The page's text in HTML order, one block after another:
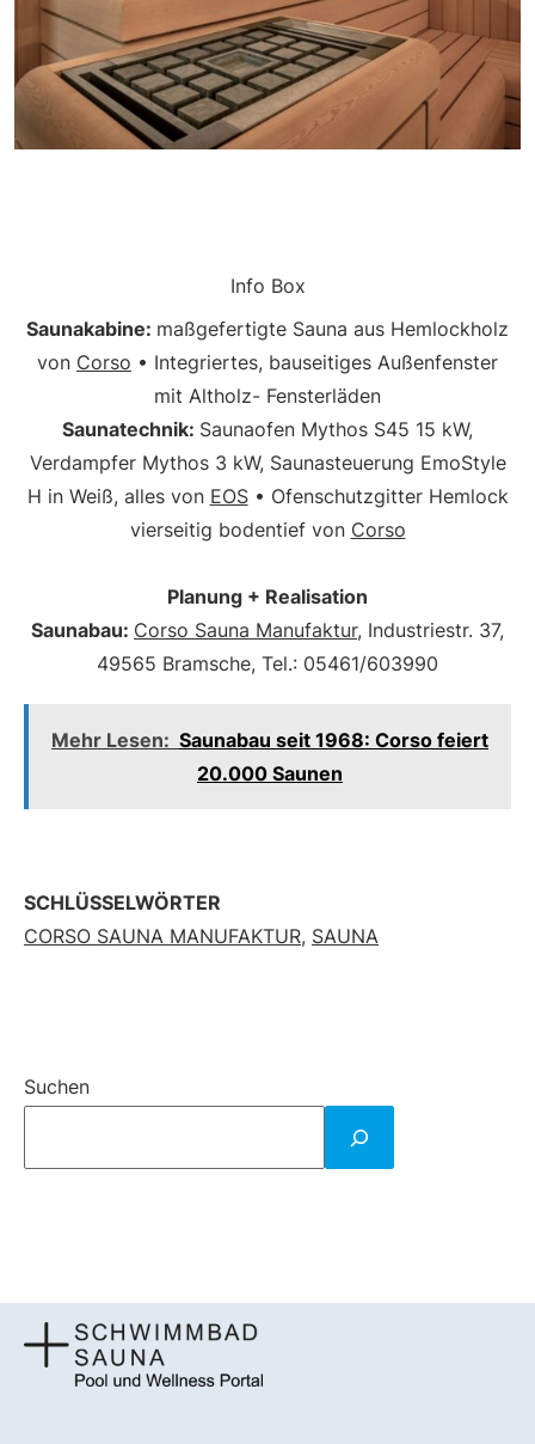
Info Box
Saunakabine: maßgefertigte Sauna aus Hemlockholz
von Corso • Integriertes, bauseitiges Außenfenster
mit Altholz- Fensterläden
Saunatechnik: Saunaofen Mythos S45 15 kW,
Verdampfer Mythos 3 kW, Saunasteuerung EmoStyle
H in Weiß, alles von EOS• Ofenschutzgit­ter Hemlock
vierseitig bodentief von Corso
Planung + Realisation
Saunabau: Corso Sauna Manufaktur, Industriestr. 37,
49565 Bramsche, Tel.: 05461/603990
Mehr Lesen: Saunabau seit 1968: Corso feiert
20.000 Saunen
SCHLÜSSELWÖRTER
CORSO SAUNA MANUFAKTUR, SAUNA
Suchen